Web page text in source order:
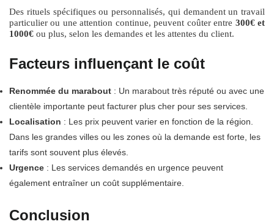
Des rituels spécifiques ou personnalisés, qui demandent un travail
particulier ou une attention continue, peuvent coûter entre 300€ et
1000€ ou plus, selon les demandes et les attentes du client.
Facteurs influençant le coût
Renommée du marabout : Un marabout très réputé ou avec une
clientèle importante peut facturer plus cher pour ses services.
Localisation : Les prix peuvent varier en fonction de la région.
Dans les grandes villes ou les zones où la demande est forte, les
tarifs sont souvent plus élevés.
Urgence : Les services demandés en urgence peuvent
également entraîner un coût supplémentaire.
Conclusion